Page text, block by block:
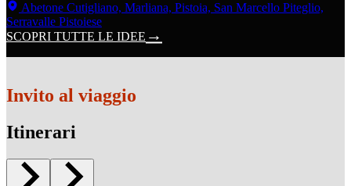
Abetone Cutigliano, Marliana, Pistoia, San Marcello Piteglio,
Serravalle Pistoiese
SCOPRI TUTTE LE IDEE
Invito al viaggio
Itinerari